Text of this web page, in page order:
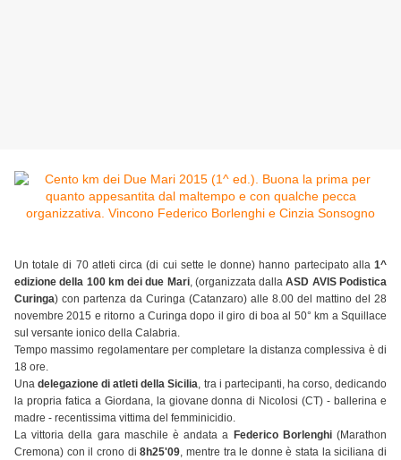
Un totale di 70 atleti circa (di cui sette le donne) hanno partecipato alla 1^
edizione della 100 km dei due Mari, (organizzata dallaASD AVIS Podistica
Curinga) con partenza da Curinga (Catanzaro) alle 8.00 del mattino del 28
novembre 2015 e ritorno a Curinga dopo il giro di boa al 50° km a Squillace
sul versante ionico della Calabria.
Tempo massimo regolamentare per completare la distanza complessiva è di
18 ore.
Unadelegazione di atleti della Sicilia, tra i partecipanti, ha corso, dedicando
la propria fatica a Giordana, la giovane donna di Nicolosi (CT) - ballerina e
madre - recentissima vittima del femminicidio.
La vittoria della gara maschile è andata a Federico Borlenghi(Marathon
Cremona) con il crono di8h25'09, mentre tra le donne è stata la siciliana di